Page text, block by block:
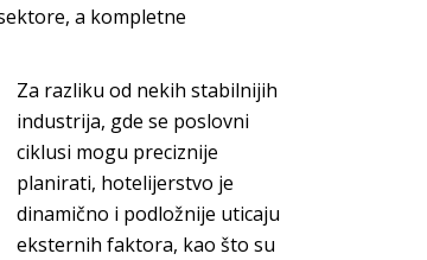
a kompletne
Za razliku od nekih stabilnijih
industrija, gde se poslovni
ciklusi mogu preciznije
planirati, hotelijerstvo je
dinamično i podložnije uticaju
eksternih faktora, kao što su